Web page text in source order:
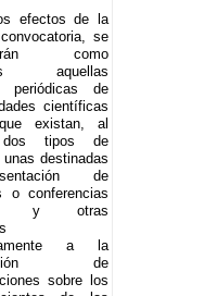
efectos de la
se
como
aquellas
periódicas de
científicas
existan, al
dos tipos de
destinadas
de
o conferencias
y otras
a la
de
sobre los